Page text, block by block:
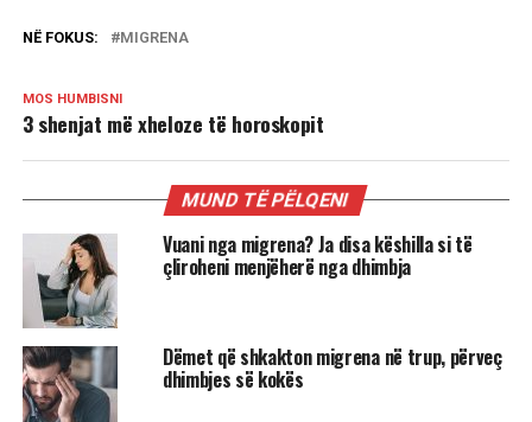
NË FOKUS: MIGRENA
MOS HUMBISNI
3 shenjat më xheloze të horoskopit
MUND TË PËLQENI
Vuani nga migrena? Ja disa këshilla si të
çliroheni menjëherë nga dhimbja
Dëmet që shkakton migrena në trup, përveç
dhimbjes së kokës